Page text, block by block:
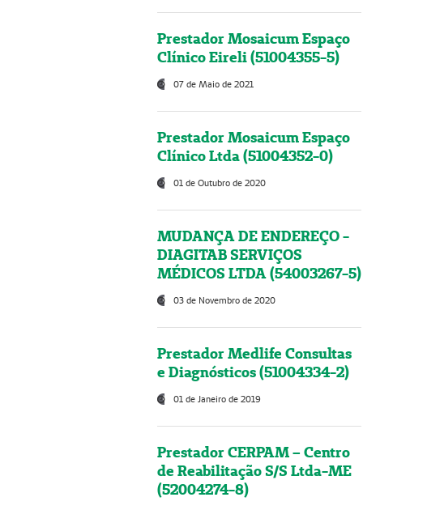
Prestador Mosaicum Espaço
Clínico Eireli (51004355-5)
07 de Maio de 2021
Prestador Mosaicum Espaço
Clínico Ltda (51004352-0)
01 de Outubro de 2020
MUDANÇA DE ENDEREÇO -
DIAGITAB SERVIÇOS
MÉDICOS LTDA (54003267-5)
03 de Novembro de 2020
Prestador Medlife Consultas
e Diagnósticos (51004334-2)
01 de Janeiro de 2019
Prestador CERPAM – Centro
de Reabilitação S/S Ltda-ME
(52004274-8)